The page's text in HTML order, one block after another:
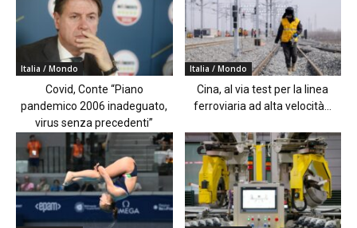
Italia / Mondo
Covid, Conte “Piano
pandemico 2006 inadeguato,
virus senza precedenti”
Italia / Mondo
Cina, al via test per la linea
ferroviaria ad alta velocità...